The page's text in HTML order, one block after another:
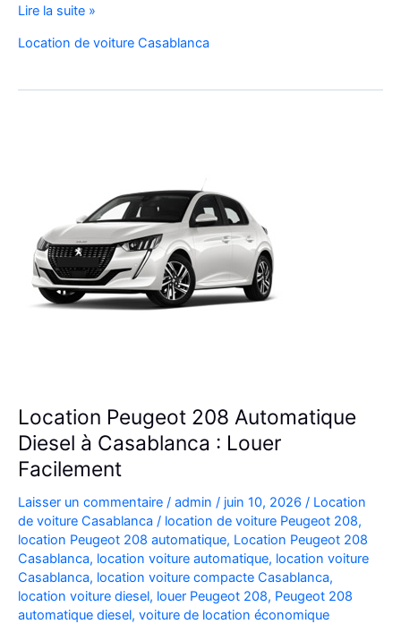
Location
Voiture
Clio
Lire la suite »
Location de voiture Casablanca
Location Peugeot 208 Automatique
Diesel à Casablanca : Louer
Facilement
Laisser un commentaire / admin / juin 10, 2026 / Location
de voiture Casablanca / location de voiture Peugeot 208,
location Peugeot 208 automatique, Location Peugeot 208
Casablanca, location voiture automatique, location voiture
Casablanca, location voiture compacte Casablanca,
location voiture diesel, louer Peugeot 208, Peugeot 208
automatique diesel, voiture de location économique